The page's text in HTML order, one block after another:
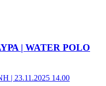
| WATER POLO
23.11.2025 14.00